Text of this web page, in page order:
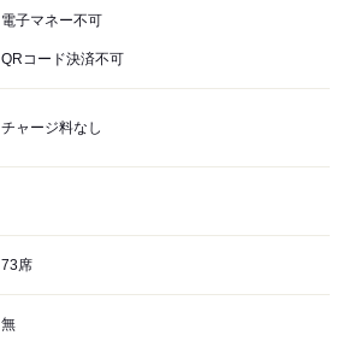
電子マネー不可
QRコード決済不可
チャージ料なし
73席
無